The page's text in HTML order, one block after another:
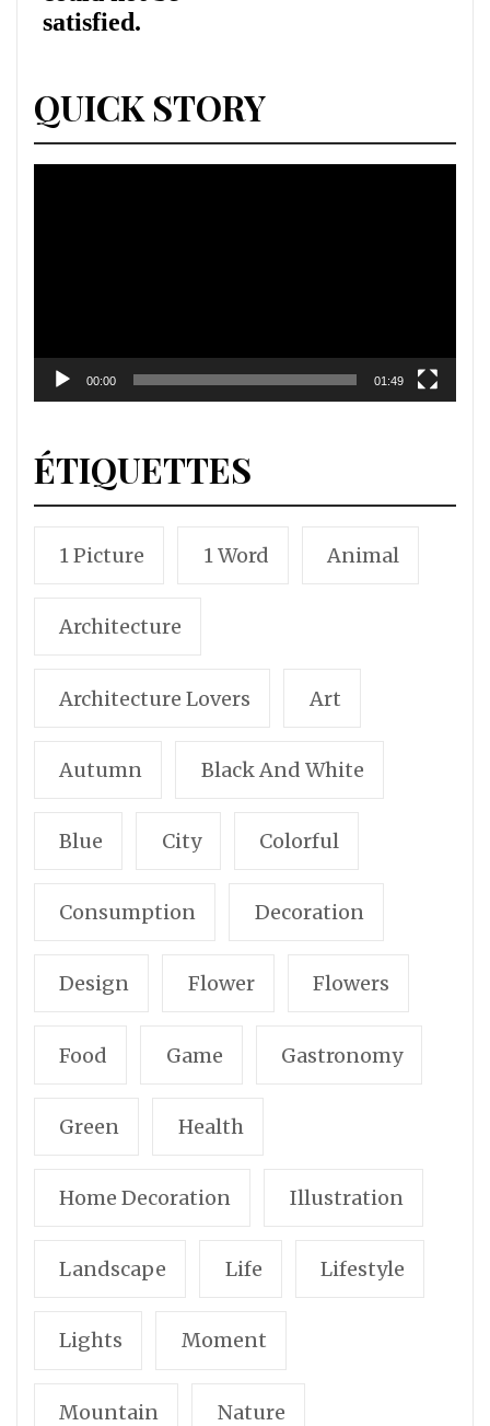
QUICK STORY
00:00 01:49
ÉTIQUETTES
1 Picture 1 Word Animal
Architecture
Architecture Lovers Art
Autumn Black And White
Blue City Colorful
Consumption Decoration
Design Flower Flowers
Food Game Gastronomy
Green Health
Home Decoration Illustration
Landscape Life Lifestyle
Lights Moment
Mountain Nature